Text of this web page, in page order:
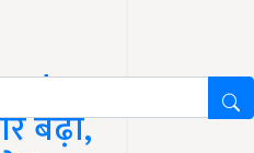
बढ़ा,